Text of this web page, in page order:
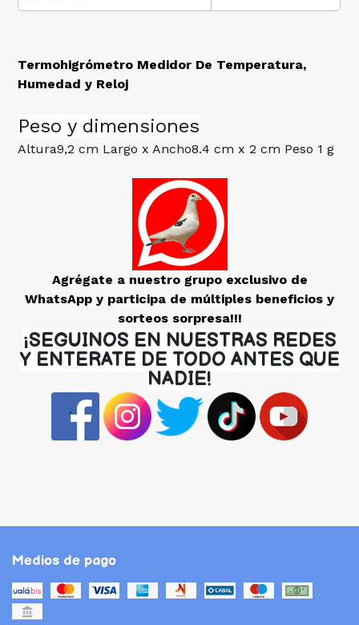
Termohigrómetro Medidor De Temperatura,
Humedad y Reloj
Peso y dimensiones
Altura9,2 cm Largo x Ancho8.4 cm x 2 cm Peso 1 g
Agrégate a nuestro grupo exclusivo de
WhatsApp y participa de múltiples beneficios y
sorteos sorpresa!!!
¡SEGUINOS EN NUESTRAS REDES
Y ENTERATE DE TODO ANTES QUE
NADIE!
Medios de pago